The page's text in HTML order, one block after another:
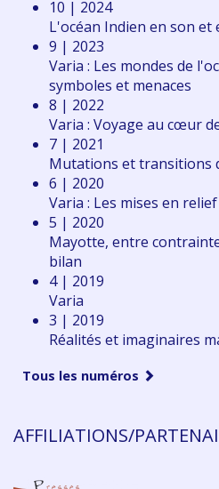
10 | 2024
L'océan Indien en son et
9 | 2023
Varia : Les mondes de
symboles et menaces
8 | 2022
Varia : Voyage au cœur
7 | 2021
Mutations et transitions
6 | 2020
Varia : Les mises en
5 | 2020
Mayotte, entre
bilan
4 | 2019
Varia
3 | 2019
Réalités et imaginaires
Tous les numéros
AFFILIATIONS/